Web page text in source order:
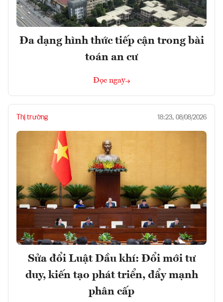
Đa dạng hình thức tiếp cận trong bài
toán an cư
Đọc ngay
Thị trường 18:23, 08/08/2026
Sửa đổi Luật Dầu khí: Đổi mới tư
duy, kiến tạo phát triển, đẩy mạnh
phân cấp